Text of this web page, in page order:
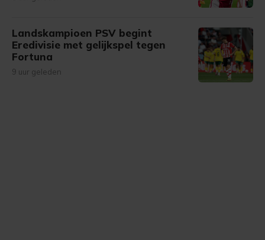
Landskampioen PSV begint
Eredivisie met gelijkspel tegen
Fortuna
9 uur geleden